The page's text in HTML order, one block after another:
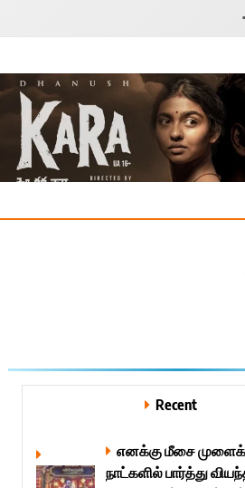
|
Recent
எனக்கு மீசை
நாட்களில் பார்த்து